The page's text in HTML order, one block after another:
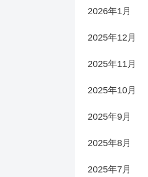
2026年1月
2025年12月
2025年11月
2025年10月
2025年9月
2025年8月
2025年7月